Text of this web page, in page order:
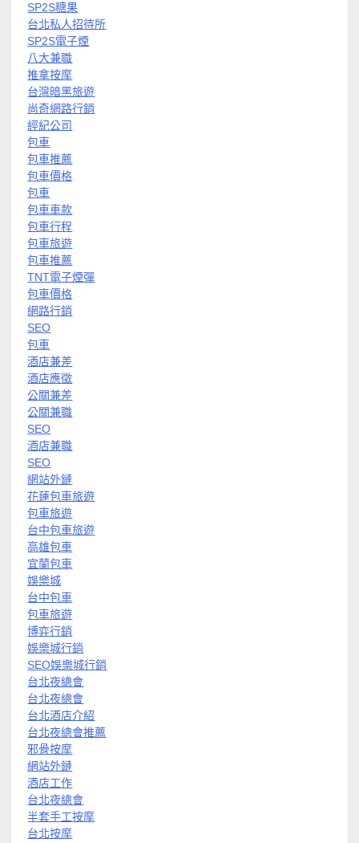
SP2S糖果
台北私人招待所
SP2S電子煙
八大兼職
推拿按摩
台灣暗黑旅遊
尚奇網路行銷
經紀公司
包車
包車推薦
包車價格
包車
包車車款
包車行程
包車旅遊
包車推薦
TNT電子煙彈
包車價格
網路行銷
SEO
包車
酒店兼差
酒店應徵
公關兼差
公關兼職
SEO
酒店兼職
SEO
網站外鏈
花蓮包車旅遊
包車旅遊
台中包車旅遊
高雄包車
宜蘭包車
娛樂城
台中包車
包車旅遊
博弈行銷
娛樂城行銷
SEO娛樂城行銷
台北夜總會
台北夜總會
台北酒店介紹
台北夜總會推薦
邪骨按摩
網站外鏈
酒店工作
台北夜總會
半套手工按摩
台北按摩